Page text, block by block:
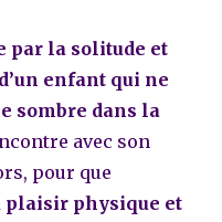
par la solitude et
enfant qui ne
sombre dans la
avec son
pour que
plaisir physique et